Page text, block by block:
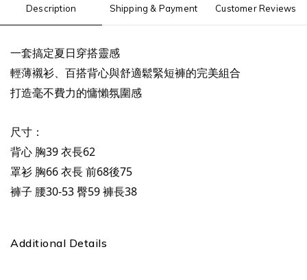
Description Shipping & Payment Customer Reviews
一套搞定夏日穿搭靈感
輕薄襯衫、百搭背心與舒適鬆緊短褲的完美組合
打造毫不費力的慵懶氛圍感
尺寸：
背心 胸39 衣長62
罩衫 胸66 衣長 前68後75
褲子 腰30-53 臀59 褲長38
Additional Details